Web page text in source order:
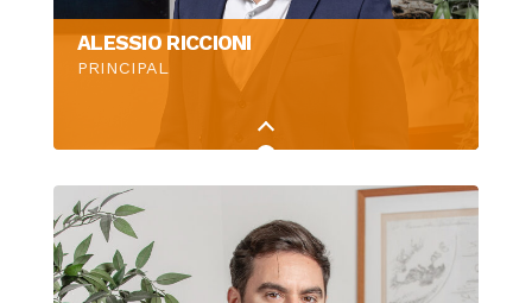
ALESSIO RICCIONI
PRINCIPAL